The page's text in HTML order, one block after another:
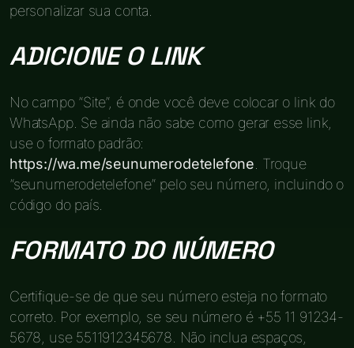
personalizar sua conta.
ADICIONE O LINK
No campo “Site”, é onde você deve colocar o link do
WhatsApp. Se ainda não sabe como gerar esse link,
use o formato padrão:
https://wa.me/seunumerodetelefone . Troque
“seunumerodetelefone” pelo seu número, incluindo o
código do país.
FORMATO DO NÚMERO
Certifique-se de que seu número esteja no formato
correto. Por exemplo, se seu número é +55 11 91234-
5678, use 5511912345678. Não inclua espaços,